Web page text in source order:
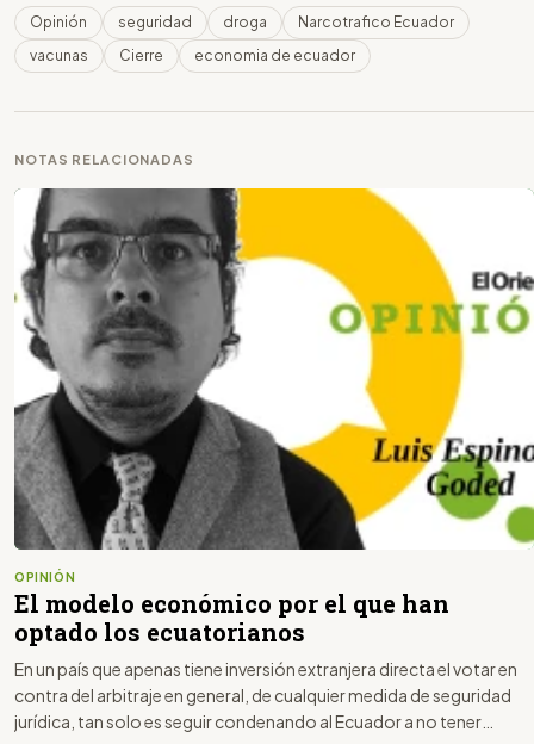
Opinión seguridad droga
Narcotrafico Ecuador
vacunas
Cierre economia de ecuador
NOTAS RELACIONADAS
OPINIÓN
El modelo económico por el que han
optado los ecuatorianos
En un país que apenas tiene inversión extranjera directa el votar en
contra del arbitraje en general, de cualquier medida de seguridad
jurídica, tan solo es seguir condenando al Ecuador a no tener